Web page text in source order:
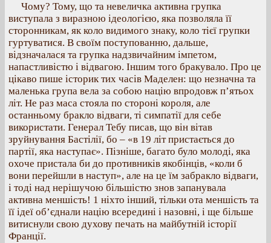
Чому? Тому, що та невеличка активна групка
виступала з виразною ідеологією, яка позволяла її
сторонникам, як коло видимого знаку, коло тієї групки
гуртуватися. В своїм поступованню, дальше,
відзначалася та групка надзвичайним імпетом,
напастливістю і відвагою. Іншим того бракувало. Про це
цікаво пише історик тих часів Маделен: що незначна та
маленька група вела за собою націю впродовж п’ятьох
літ. Не раз маса стояла по стороні короля, але
останньому бракло відваги, ті симпатії для себе
використати. Генерал Тебу писав, що він вітав
зруйнування Бастілії, бо – «в 19 літ пристається до
партії, яка наступає». Пізніше, багато було молоді, яка
охоче пристала би до противників якобінців, «коли б
вони перейшли в наступ», але на це їм забракло відваги,
і тоді над нерішучою більшістю знов запанувала
активна меншість! 1 ніхто інший, тільки ота меншість та
її ідеї об’єднали націю всередині і назовні, і ще більше
витиснули свою духову печать на майбутній історії
Франції.